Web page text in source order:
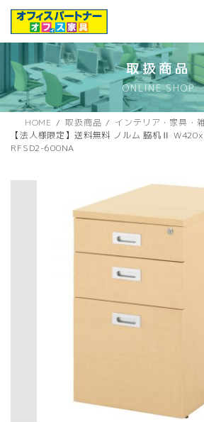
ス
キ
ン
に
取扱商品
ONLINE SHOP
HOME 取扱商品 インテリア・家具・
【法人様限定】送料無料 ノルム 脇机Ⅱ
RFSD2-600NA